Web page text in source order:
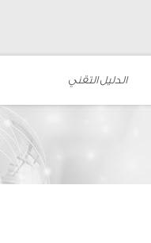
الدليل التقني